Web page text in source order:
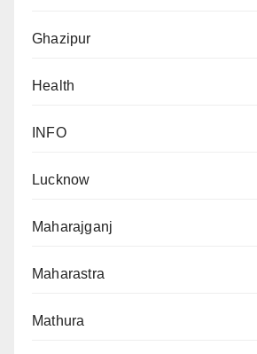
Ghazipur
Health
INFO
Lucknow
Maharajganj
Maharastra
Mathura